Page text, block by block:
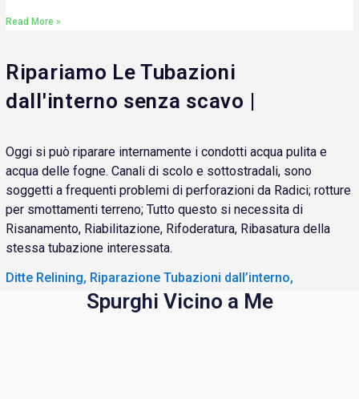
Read More »
Ripariamo Le Tubazioni
dall'interno senza scavo |
Oggi si può riparare internamente i condotti acqua pulita e
acqua delle fogne. Canali di scolo e sottostradali, sono
soggetti a frequenti problemi di perforazioni da Radici; rotture
per smottamenti terreno; Tutto questo si necessita di
Risanamento, Riabilitazione, Rifoderatura, Ribasatura della
stessa tubazione interessata.
Ditte Relining, Riparazione Tubazioni dall’interno,
Spurghi Vicino a Me